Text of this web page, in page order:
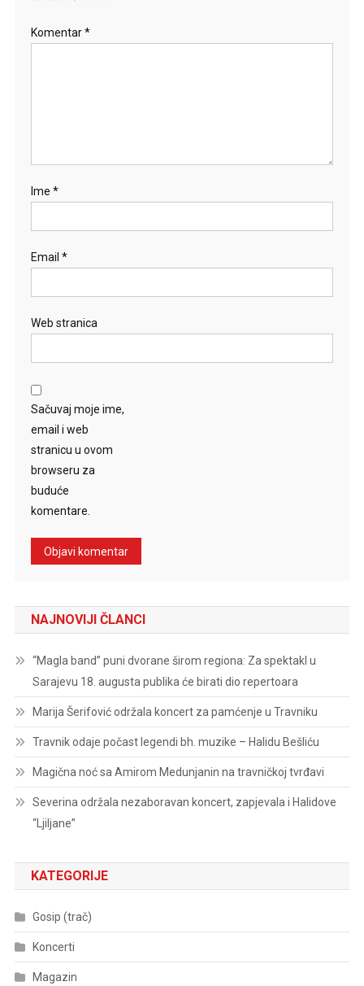
Komentar*
Ime *
Email *
Web stranica
Sačuvaj moje ime,
email i web
stranicu u ovom
browseru za
buduće
komentare.
NAJNOVIJI ČLANCI
“Magla band” puni dvorane širom regiona: Za spektakl u
Sarajevu 18. augusta publika će birati dio repertoara
Marija Šerifović održala koncert za pamćenje u Travniku
Travnik odaje počast legendi bh. muzike – Halidu Bešliću
Magična noć sa Amirom Medunjanin na travničkoj tvrđavi
Severina održala nezaboravan koncert, zapjevala i Halidove
“Ljiljane”
KATEGORIJE
Gosip (trač)
Koncerti
Magazin